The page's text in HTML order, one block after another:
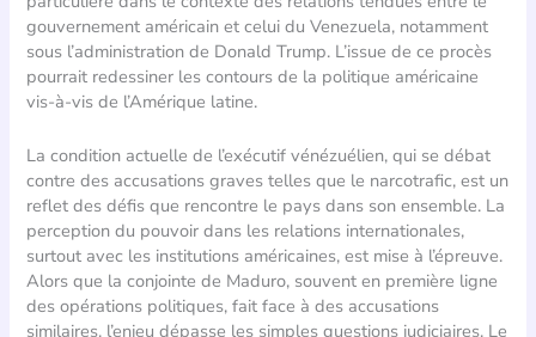
gouvernement américain et celui du Venezuela, notamment
sous l’administration de Donald Trump. L’issue de ce procès
pourrait redessiner les contours de la politique américaine
vis-à-vis de l’Amérique latine.
La condition actuelle de l’exécutif vénézuélien, qui se débat
contre des accusations graves telles que le narcotrafic, est un
reflet des défis que rencontre le pays dans son ensemble. La
perception du pouvoir dans les relations internationales,
surtout avec les institutions américaines, est mise à l’épreuve.
Alors que la conjointe de Maduro, souvent en première ligne
des opérations politiques, fait face à des accusations
similaires, l’enjeu dépasse les simples questions judiciaires. Le